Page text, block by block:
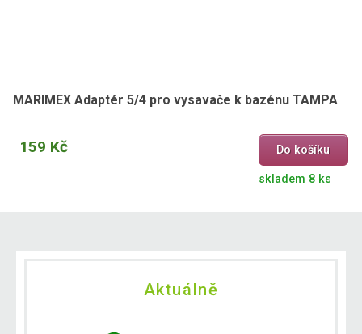
MARIMEX Adaptér 5/4 pro vysavače k bazénu TAMPA
159 Kč Do košíku
skladem 8 ks
Aktuálně